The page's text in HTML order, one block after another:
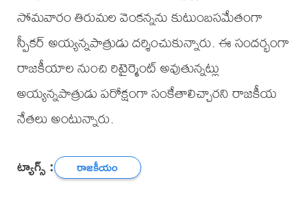
సోమవారం తిరుమల వెంకన్నను కుటుంబసమేతంగా
స్పీకర్ అయ్యన్నపాత్రుడు దర్శించుకున్నారు. ఈ సందర్భంగా
రాజకీయాల నుంచి రిటైర్మెంట్ అవుతున్నట్లు
అయ్యన్నపాత్రుడు పరోక్షంగా సంకేతాలిచ్చారని రాజకీయ
నేతలు అంటున్నారు.
ట్యాగ్స్ : రాజకీయం